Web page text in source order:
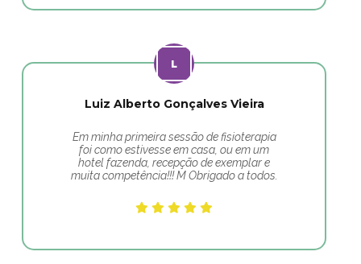
Luiz Alberto Gonçalves Vieira
Em minha primeira sessão de fisioterapia
foi como estivesse em casa, ou em um
hotel fazenda, recepção de exemplar e
muita competência!!! M Obrigado a todos.